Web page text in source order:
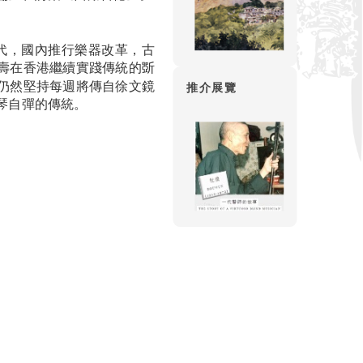
，國內推行樂器改革，古
在香港繼續實踐傳統的斲
然堅持每週將傳自徐文鏡
彈的傳統。
推介展覽